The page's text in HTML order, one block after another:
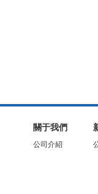
關于我們
公司介紹